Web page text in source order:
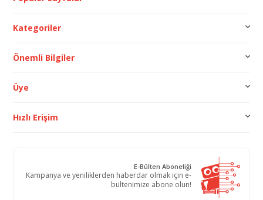
Kategoriler
Önemli Bilgiler
Üye
Hızlı Erişim
E-Bülten Aboneliği
Kampanya ve yeniliklerden haberdar olmak için e-
bültenimize abone olun!